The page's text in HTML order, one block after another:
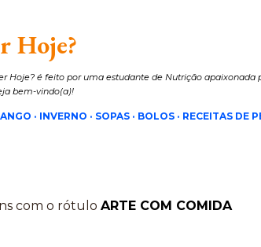
Hoje?
Hoje? é feito por uma estudante de Nutrição
bem-vindo(a)!
INVERNO SOPAS BOLOS RECEITAS DE
com o rótulo ARTE COM COMIDA